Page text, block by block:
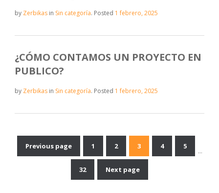
by Zerbikas in Sin categoría. Posted 1 febrero, 2025
¿CÓMO CONTAMOS UN PROYECTO EN
PUBLICO?
by Zerbikas in Sin categoría. Posted 1 febrero, 2025
Navegación
Previous page 1 2 3 4 5
…
32 Next page